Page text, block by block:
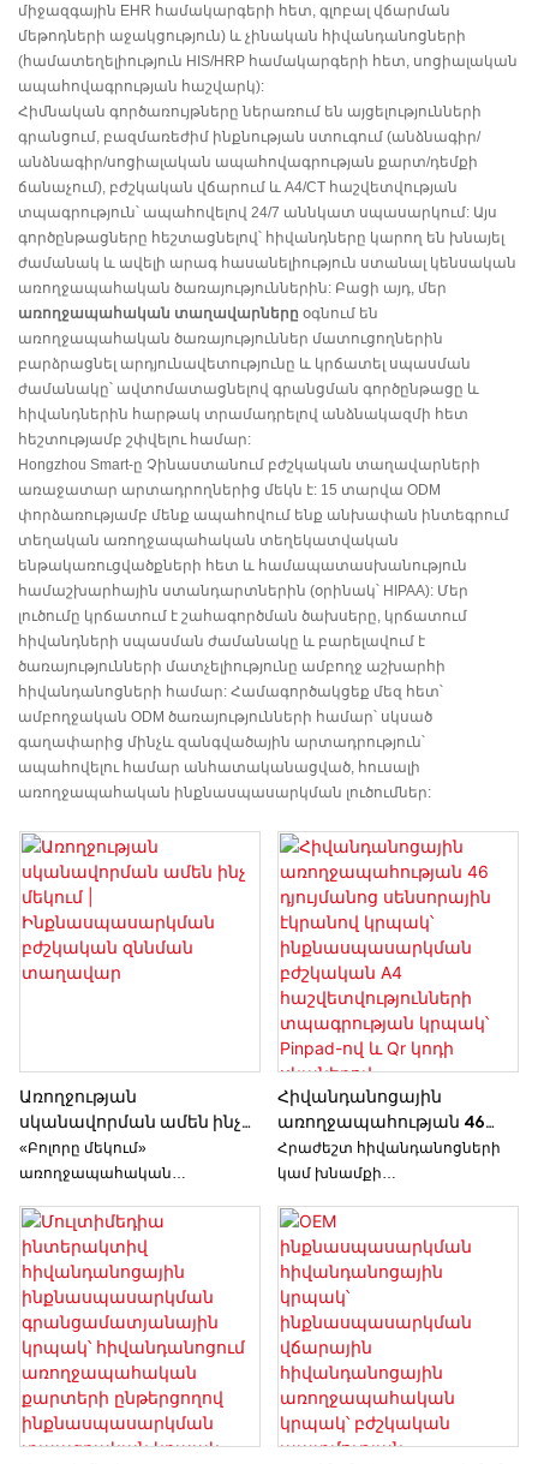
միջազգային EHR համակարգերի հետ, գլոբալ վճարման
մեթոդների աջակցություն) և չինական հիվանդանոցների
(համատեղելիություն HIS/HRP համակարգերի հետ, սոցիալական
ապահովագրության հաշվարկ):
Հիմնական գործառույթները ներառում են այցելությունների
գրանցում, բազմառեժիմ ինքնության ստուգում (անձնագիր/
անձնագիր/սոցիալական ապահովագրության քարտ/դեմքի
ճանաչում), բժշկական վճարում և A4/CT հաշվետվության
տպագրություն՝ ապահովելով 24/7 աննկատ սպասարկում: Այս
գործընթացները հեշտացնելով՝ հիվանդները կարող են խնայել
ժամանակ և ավելի արագ հասանելիություն ստանալ կենսական
առողջապահական ծառայություններին: Բացի այդ, մեր
առողջապահական տաղավարները օգնում են
առողջապահական ծառայություններ մատուցողներին
բարձրացնել արդյունավետությունը և կրճատել սպասման
ժամանակը՝ ավտոմատացնելով գրանցման գործընթացը և
հիվանդներին հարթակ տրամադրելով անձնակազմի հետ
հեշտությամբ շփվելու համար:
Hongzhou Smart-ը Չինաստանում բժշկական տաղավարների
առաջատար արտադրողներից մեկն է: 15 տարվա ODM
փորձառությամբ մենք ապահովում ենք անխափան ինտեգրում
տեղական առողջապահական տեղեկատվական
ենթակառուցվածքների հետ և համապատասխանություն
համաշխարհային ստանդարտներին (օրինակ՝ HIPAA): Մեր
լուծումը կրճատում է շահագործման ծախսերը, կրճատում
հիվանդների սպասման ժամանակը և բարելավում է
ծառայությունների մատչելիությունը ամբողջ աշխարհի
հիվանդանոցների համար: Համագործակցեք մեզ հետ՝
ամբողջական ODM ծառայությունների համար՝ սկսած
գաղափարից մինչև զանգվածային արտադրություն՝
ապահովելու համար անհատականացված, հուսալի
առողջապահական ինքնասպասարկման լուծումներ:
Առողջության
սկանավորման ամեն ինչ
մեկում |
Ինքնասպասարկման
տաղավար
«Բոլորը մեկում»
առողջապահական
առաջադեմ
ինքնասպասարկման
բժշկական զննման լուծում է,
որը նախատեսված է
օգտատերերին արագ և
համապարփակ առողջական
գնահատականներ
տրամադրելու համար: Այս
նորարարական կրպակն
առաջարկում է ախտորոշիչ
Հիվանդանոցային
առողջապահության 46
դյույմանոց սենսորային
էկրանով կրպակ՝
բժշկական A4
հաշվետվությունների
տպագրության կրպակ՝
Pinpad-ով և Qr կոդի
սկաներով
Հրաժեշտ հիվանդանոցների
կամ խնամքի
ընդունարաններում անվերջ
հերթերին և թղթաբանության
հետ կապված գլխացավերին։